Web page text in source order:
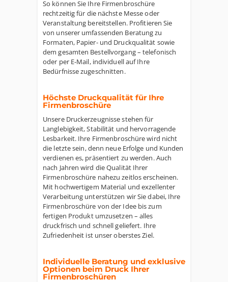
So können Sie Ihre Firmenbroschüre
rechtzeitig für die nächste Messe oder
Veranstaltung bereitstellen. Profitieren Sie
von unserer umfassenden Beratung zu
Formaten, Papier- und Druckqualität sowie
dem gesamten Bestellvorgang – telefonisch
oder per E-Mail, individuell auf Ihre
Bedürfnisse zugeschnitten.
Höchste Druckqualität für Ihre
Firmenbroschüre
Unsere Druckerzeugnisse stehen für
Langlebigkeit, Stabilität und hervorragende
Lesbarkeit. Ihre Firmenbroschüre wird nicht
die letzte sein, denn neue Erfolge und Kunden
verdienen es, präsentiert zu werden. Auch
nach Jahren wird die Qualität Ihrer
Firmenbroschüre nahezu zeitlos erscheinen.
Mit hochwertigem Material und exzellenter
Verarbeitung unterstützen wir Sie dabei, Ihre
Firmenbroschüre von der Idee bis zum
fertigen Produkt umzusetzen – alles
druckfrisch und schnell geliefert. Ihre
Zufriedenheit ist unser oberstes Ziel.
Individuelle Beratung und exklusive
Optionen beim Druck Ihrer
Firmenbroschüren